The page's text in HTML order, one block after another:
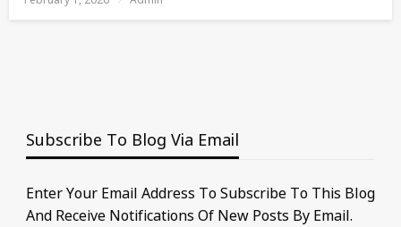
Subscribe To Blog Via Email
Enter Your Email Address To Subscribe To This Blog
And Receive Notifications Of New Posts By Email.